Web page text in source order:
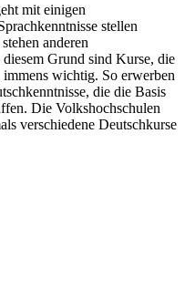
mit einigen
stellen
anderen
Grund sind Kurse, die
wichtig. So erwerben
die die Basis
Die Volkshochschulen
verschiedene Deutschkurse